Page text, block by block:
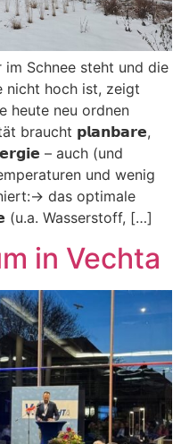
im Schnee steht und die
nicht hoch ist, zeigt
heute neu ordnen
braucht 𝗽𝗹𝗮𝗻𝗯𝗮𝗿𝗲,
– auch (und
und wenig
> das optimale
(u.a. Wasserstoff, […]
in Vechta